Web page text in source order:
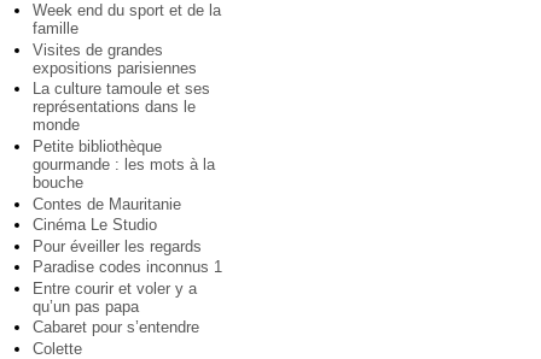
Week end du sport et de la
famille
Visites de grandes
expositions parisiennes
La culture tamoule et ses
représentations dans le
monde
Petite bibliothèque
gourmande : les mots à la
bouche
Contes de Mauritanie
Cinéma Le Studio
Pour éveiller les regards
Paradise codes inconnus 1
Entre courir et voler y a
qu’un pas papa
Cabaret pour s’entendre
Colette